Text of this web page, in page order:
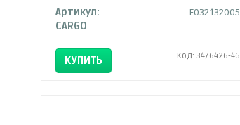
Артикул:
F032132005
CARGO
КУПИТЬ Код: 3476426-46